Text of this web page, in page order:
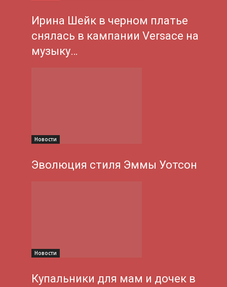
Ирина Шейк в черном платье
снялась в кампании Versace на
музыку…
Новости
Эволюция стиля Эммы Уотсон
Новости
Купальники для мам и дочек в